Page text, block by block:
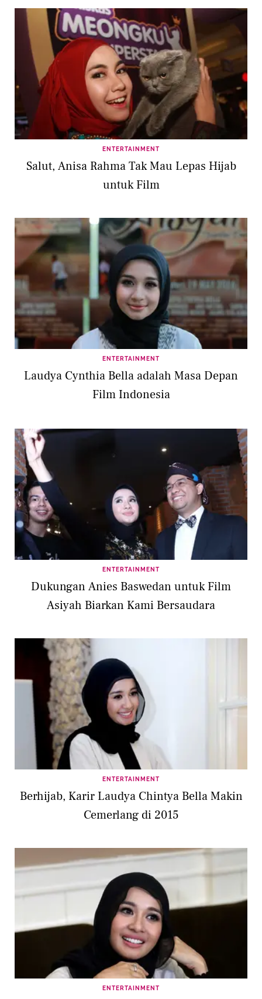
ENTERTAINMENT
Salut, Anisa Rahma Tak Mau Lepas Hijab
untuk Film
ENTERTAINMENT
Laudya Cynthia Bella adalah Masa Depan
Film Indonesia
ENTERTAINMENT
Dukungan Anies Baswedan untuk Film
Asiyah Biarkan Kami Bersaudara
ENTERTAINMENT
Berhijab, Karir Laudya Chintya Bella Makin
Cemerlang di 2015
ENTERTAINMENT